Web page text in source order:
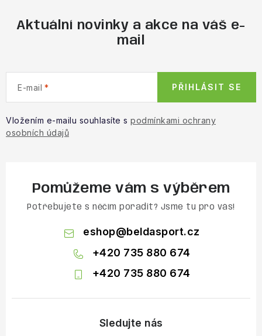
Aktuální novinky a akce na váš e-
mail
E-mail
Vložením e-mailu souhlasíte s podmínkami ochrany
osobních údajů
PŘIHLÁSIT SE
Pomůžeme vám s výběrem
Potřebujete s něčím poradit? Jsme tu pro vás!
eshop@beldasport.cz
+420 735 880 674
+420 735 880 674